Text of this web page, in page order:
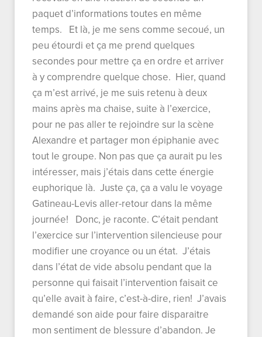
paquet d’informations toutes en même
temps. Et là, je me sens comme secoué, un
peu étourdi et ça me prend quelques
secondes pour mettre ça en ordre et arriver
à y comprendre quelque chose. Hier, quand
ça m’est arrivé, je me suis retenu à deux
mains après ma chaise, suite à l’exercice,
pour ne pas aller te rejoindre sur la scène
Alexandre et partager mon épiphanie avec
tout le groupe. Non pas que ça aurait pu les
intéresser, mais j’étais dans cette énergie
euphorique là. Juste ça, ça a valu le voyage
Gatineau-Levis aller-retour dans la même
journée! Donc, je raconte. C’était pendant
l’exercice sur l’intervention silencieuse pour
modifier une croyance ou un état. J’étais
dans l’état de vide absolu pendant que la
personne qui faisait l’intervention faisait ce
qu’elle avait à faire, c’est-à-dire, rien! J’avais
demandé son aide pour faire disparaitre
mon sentiment de blessure d’abandon. Je